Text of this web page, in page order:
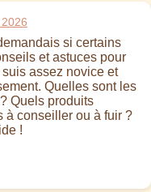
si certains
et astuces pour
assez novice et
Quelles sont les
Quels produits
à conseiller ou à fuir ?
!